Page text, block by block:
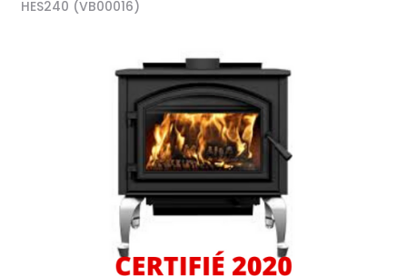
HES240 (VB00016)